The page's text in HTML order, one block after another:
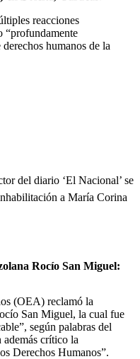
reacciones
“profundamente
humanos de la
del diario ‘El Nacional’ se
a María Corina
Rocío San Miguel:
(OEA) reclamó la
San Miguel, la cual fue
según palabras del
crítico la
Derechos Humanos”.